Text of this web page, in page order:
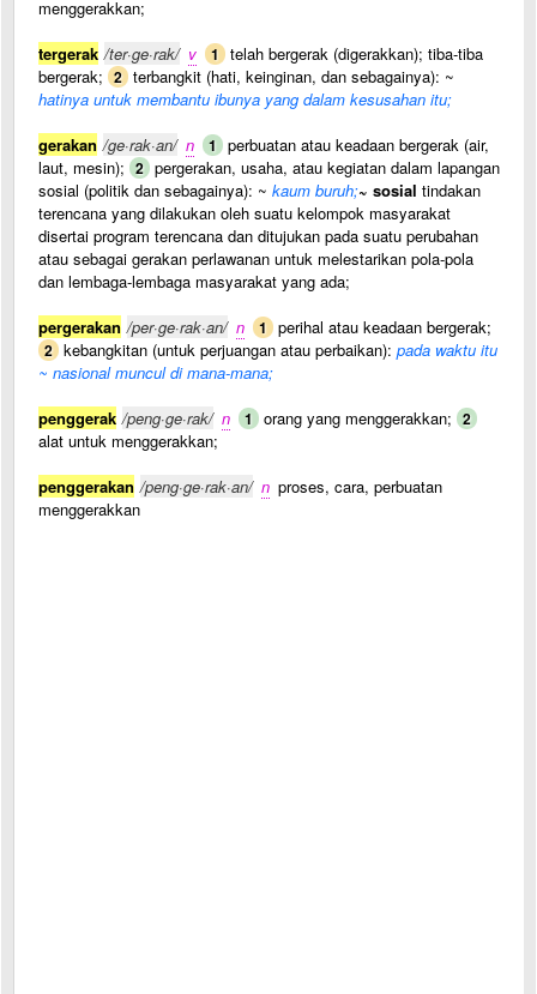
menggerakkan;
tergerak /ter·ge·rak/ v 1 telah bergerak (digerakkan); tiba-tiba
bergerak; 2 terbangkit (hati, keinginan, dan sebagainya): ~
hatinya untuk membantu ibunya yang dalam kesusahan itu;
gerakan /ge·rak·an/ n 1 perbuatan atau keadaan bergerak (air,
laut, mesin); 2 pergerakan, usaha, atau kegiatan dalam lapangan
sosial (politik dan sebagainya): ~ kaum buruh;~ sosial tindakan
terencana yang dilakukan oleh suatu kelompok masyarakat
disertai program terencana dan ditujukan pada suatu perubahan
atau sebagai gerakan perlawanan untuk melestarikan pola-pola
dan lembaga-lembaga masyarakat yang ada;
pergerakan /per·ge·rak·an/ n 1 perihal atau keadaan bergerak;
2 kebangkitan (untuk perjuangan atau perbaikan): pada waktu itu
~ nasional muncul di mana-mana;
penggerak /peng·ge·rak/ n 1 orang yang menggerakkan; 2
alat untuk menggerakkan;
penggerakan /peng·ge·rak·an/ n proses, cara, perbuatan
menggerakkan